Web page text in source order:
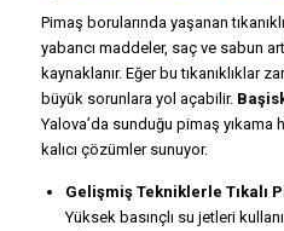
Pimaş borularında yaşanan
yabancı maddeler, saç ve sabun
kaynaklanır. Eğer bu tıkanıklıklar
büyük sorunlara yol açabilir.
Yalova’da sunduğu pimaş
kalıcı çözümler sunuyor.
Gelişmiş Tekniklerle Tıkalı
Yüksek basınçlı su jetleri